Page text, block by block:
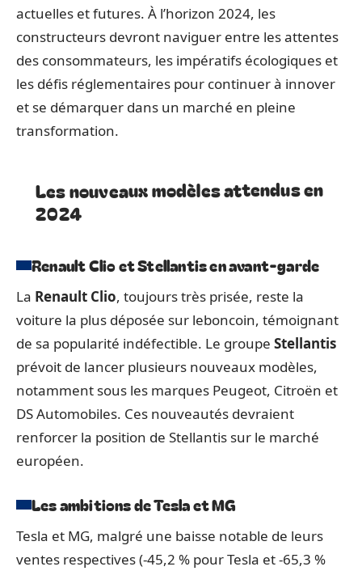
actuelles et futures. À l’horizon 2024, les
constructeurs devront naviguer entre les attentes
des consommateurs, les impératifs écologiques et
les défis réglementaires pour continuer à innover
et se démarquer dans un marché en pleine
transformation.
Les nouveaux modèles attendus en
2024
Renault Clio et Stellantis en avant-garde
La Renault Clio, toujours très prisée, reste la
voiture la plus déposée sur leboncoin, témoignant
de sa popularité indéfectible. Le groupe Stellantis
prévoit de lancer plusieurs nouveaux modèles,
notamment sous les marques Peugeot, Citroën et
DS Automobiles. Ces nouveautés devraient
renforcer la position de Stellantis sur le marché
européen.
Les ambitions de Tesla et MG
Tesla et MG, malgré une baisse notable de leurs
ventes respectives (-45,2 % pour Tesla et -65,3 %